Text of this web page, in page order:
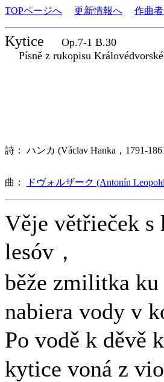
TOPページへ 更新情報へ 作曲
Kytice
Op.7-1 B.30
Písně z rukopisu
詩： ハンカ (Václav Hanka，1791-
曲： ドヴォルザーク (Antonín
Věje větřieček s
lesóv，
běže zmilitka ku
nabiera vody v
Po vodě k děvě
kytice voná z